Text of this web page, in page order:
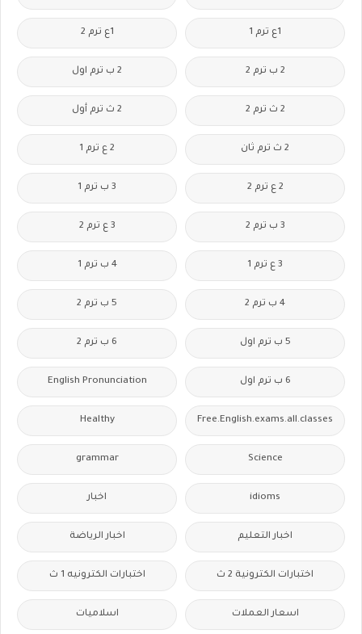
1ع ترم 1 1ع ترم 2
2 ب ترم 2 2 ب ترم اول
2 ث ترم 2 2 ث ترم أول
2 ث ترم ثان 2 ع ترم 1
2 ع ترم 2 3 ب ترم 1
3 ب ترم 2 3 ع ترم 2
3 ع ترم 1 4 ب ترم 1
4 ب ترم 2 5 ب ترم 2
5 ب ترم اول 6 ب ترم 2
6 ب ترم اول English Pronunciation
Free.English.exams.all.classes
Healthy
Science
grammar
idioms اخبار
اخبار التعليم اخبار الرياضة
اختبارات الكترونية 2 ث اختبارات الكترونيه 1 ث
اسعار العملات اسلاميات